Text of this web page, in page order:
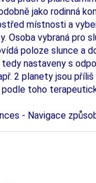
jako rodinná
místnosti a
Osoba vybraná pro
poloze slunce a
nastaveny s
2 planety jsou
podle toho
- Navigace